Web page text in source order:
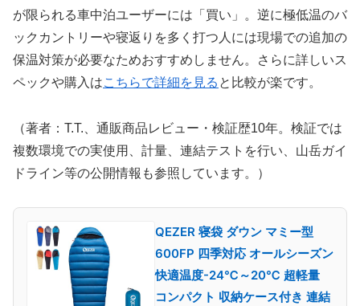
が限られる車中泊ユーザーには「買い」。逆に極低温のバ
ックカントリーや寝返りを多く打つ人には現場での追加の
保温対策が必要なためおすすめしません。さらに詳しいス
ペックや購入はこちらで詳細を見る と比較が楽です。
（著者：T.T.、通販商品レビュー・検証歴10年。検証では
複数環境での実使用、計量、連結テストを行い、山岳ガイ
ドライン等の公開情報も参照しています。）
QEZER 寝袋 ダウン マミー型
600FP 四季対応 オールシーズン
快適温度-24℃～20℃ 超軽量
コンパクト 収納ケース付き 連結